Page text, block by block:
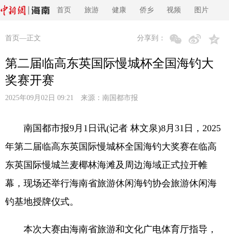
首页 旅游 健康 侨乡 视频 图片
首页 —正文 分享到：
第二届临高东英国际慢城杯全国海钓大
奖赛开赛
2025年09月02日 09:21 来源： 南国都市报
南国都市报9月1日讯(记者 林文泉)8月31日，2025
年第二届临高东英国际慢城杯全国海钓大奖赛在临高
东英国际慢城兰麦椰林海滩及周边海域正式拉开帷
幕，现场还举行海南省旅游休闲海钓协会旅游休闲海
钓基地授牌仪式。
本次大赛由海南省旅游和文化广电体育厅指导，